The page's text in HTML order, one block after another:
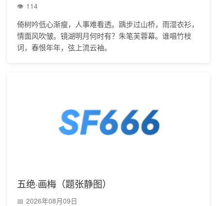
114
倚树吟低心渐瘦，人事难看透。踽步过山桥，雨湿衣衫，
情面风吹皱。镜湖明月何时有？朱笔芙蓉幕。谁唱竹枝
词，春恨年年，弦上流云袖。
五绝·画梅（题张静图）
2026年08月09日